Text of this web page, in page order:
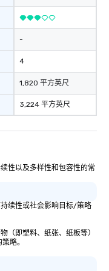
-
4
1,820 平方英尺
3,224 平方英尺
性以及多样性和包容性的常
续性或社会影响目标/策略
（即塑料、纸张、纸板等）
略。